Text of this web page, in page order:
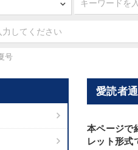
号
愛読者
本ページで
レット形式